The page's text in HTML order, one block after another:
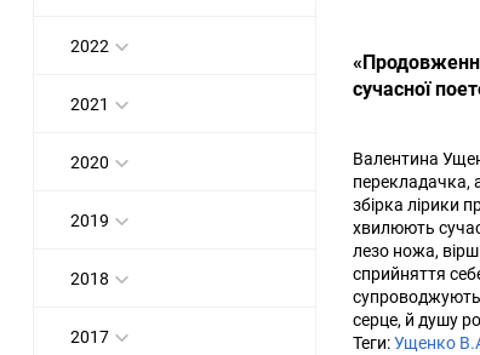
2022
2021
2020
2019
2018
2017
сучасної
Валентина
перекладачка,
збірка лірики
хвилюють
лезо ножа,
сприйняття
супроводжують
серце, й душу
Теги:Ущенко